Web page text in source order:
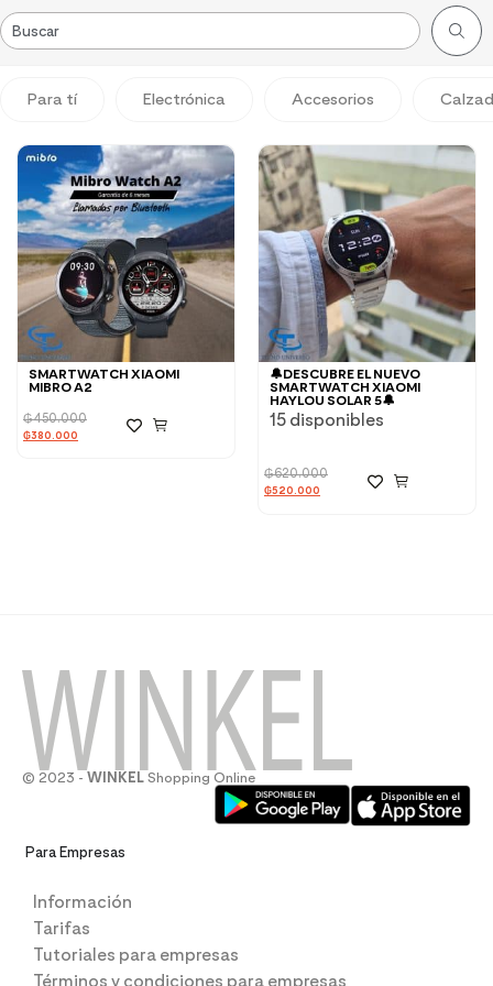
Para tí Electrónica Accesorios
SMARTWATCH XIAOMI
MIBRO A2
₲450.000
₲380.000
🔔DESCUBRE EL NUEVO
SMARTWATCH XIAOMI
HAYLOU SOLAR 5🔔
15 disponibles
₲620.000
₲520.000
© 2023 - WINKEL Shopping Online
Para Empresas
Información
Tarifas
Tutoriales para empresas
Términos y condiciones para empresas